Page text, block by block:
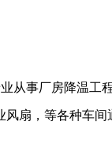
从事厂房降温工
扇，等各种车间